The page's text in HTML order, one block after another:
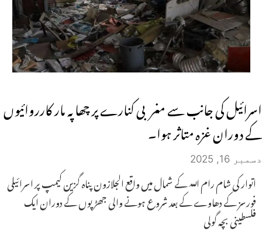
اسرائیل کی جانب سے مغربی کنارے پر چھاپہ مار کارروائیوں
کے دوران غزہ متاثر ہوا۔
دسمبر 16, 2025
اتوار کی شام رام اللہ کے شمال میں واقع الجلازون پناہ گزین کیمپ پر اسرائیلی
فورسز کے دھاوے کے بعد شروع ہونے والی جھڑپوں کے دوران ایک
فلسطینی بچہ گولی